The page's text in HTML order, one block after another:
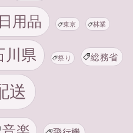
日用品 東京 林業
川県 祭り 総務省
送